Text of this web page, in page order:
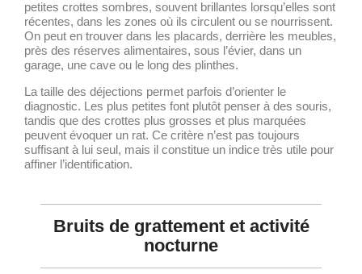
petites crottes sombres, souvent brillantes lorsqu’elles sont
récentes, dans les zones où ils circulent ou se nourrissent.
On peut en trouver dans les placards, derrière les meubles,
près des réserves alimentaires, sous l’évier, dans un
garage, une cave ou le long des plinthes.
La taille des déjections permet parfois d’orienter le
diagnostic. Les plus petites font plutôt penser à des souris,
tandis que des crottes plus grosses et plus marquées
peuvent évoquer un rat. Ce critère n’est pas toujours
suffisant à lui seul, mais il constitue un indice très utile pour
affiner l’identification.
Bruits de grattement et activité
nocturne